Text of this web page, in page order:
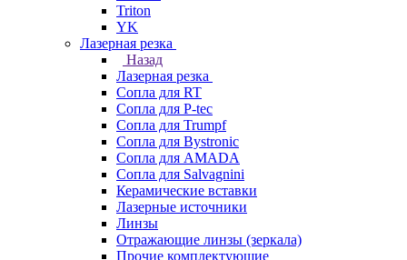
Triton
YK
Лазерная резка
Назад
Лазерная резка
Сопла для RT
Сопла для P-tec
Сопла для Trumpf
Сопла для Bystronic
Сопла для AMADA
Сопла для Salvagnini
Керамические вставки
Лазерные источники
Линзы
Отражающие линзы (зеркала)
Прочие комплектующие